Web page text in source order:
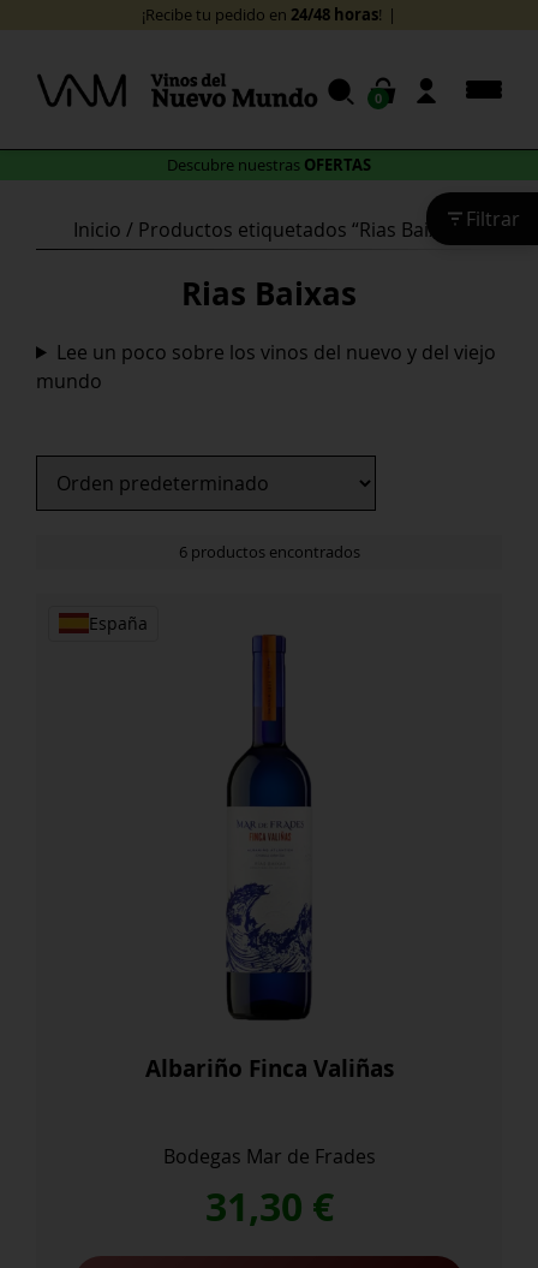
content
Descubre nuestras OFERTAS
¡Recibe tu pedido en 24/48 horas!
0
Inicio / Productos etiquetados “Rias Baixas”
Rias Baixas
Lee un poco sobre los vinos del nuevo y del viejo
mundo
6 productos encontrados
España
Albariño Finca Valiñas
Bodegas Mar de Frades
31,30 €
Filtrar